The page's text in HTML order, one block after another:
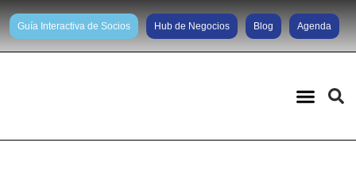
Guía Interactiva de Socios Hub de Negocios Blog Agenda